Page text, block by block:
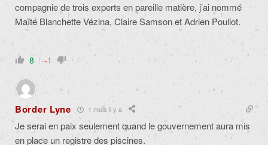
compagnie de trois experts en pareille matière, j’ai nommé
Maïté Blanchette Vézina, Claire Samson et Adrien Pouliot.
8 -1
Border Lyne 1 mois il y a
Je serai en paix seulement quand le gouvernement aura mis
en place un registre des piscines.